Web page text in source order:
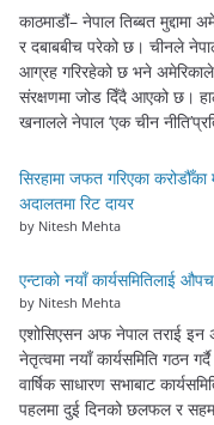
काठमाडौं– नेपाल तिब्बत मुद्दामा
र दबाबबीच परेको छ। चीनले
आग्रह गरिरहेको छ भने अमेरिकाले
संरक्षणमा जोड दिँदै आएको छ।
खनालले नेपाल ‘एक चीन
सिरहामा जफत गरिएका करोडौँका
अदालतमा रिट दायर
by Nitesh Mehta
एन्टाको नयाँ कार्यसमितिलाई
by Nitesh Mehta
एशोसिएसन अफ नेपाल तराई इन
नेतृत्वमा नयाँ कार्यसमिति गठन
वार्षिक साधारण सभाबाट
पहलमा दुई दिनको छलफल र